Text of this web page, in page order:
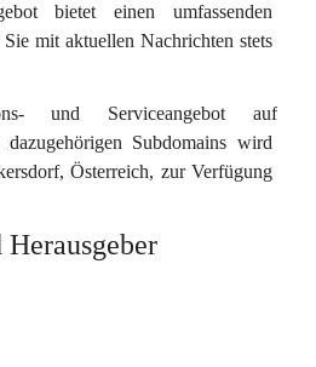
bietet einen umfassenden
mit aktuellen Nachrichten stets
und Serviceangebot auf
Subdomains wird
Österreich, zur Verfügung